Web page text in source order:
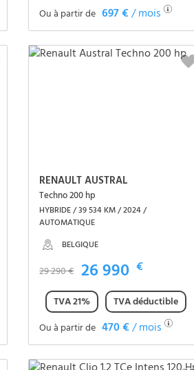
Ou à partir de 697 €/ mois
Voir le véhicule
RENAULT AUSTRAL
Techno 200 hp
HYBRIDE / 39 534 KM / 2024 /
AUTOMATIQUE
BELGIQUE
29 290 € 26 990 €
TVA 21%
TVA déductible
Ou à partir de 470 €/ mois
Voir le véhicule